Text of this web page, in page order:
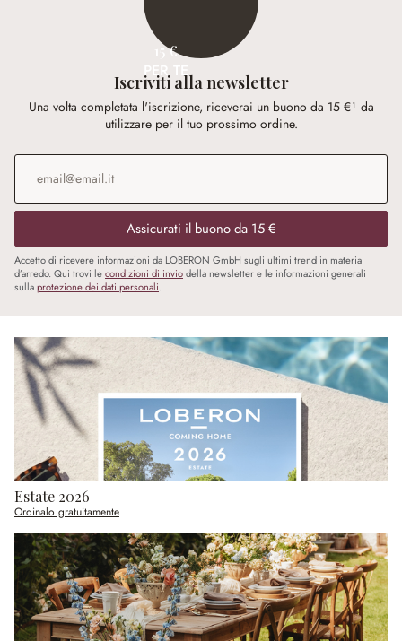
15 €
PER TE
Iscriviti alla newsletter
Una volta completata l'iscrizione, riceverai un buono da 15 €¹ da
utilizzare per il tuo prossimo ordine.
Indirizzo e-mail
Assicurati il buono da 15 €
Accetto di ricevere informazioni da LOBERON GmbH sugli ultimi trend in materia
d’arredo. Qui trovi lecondizioni di inviodella newsletter e le informazioni generali
sullaprotezione dei dati personali.
Estate 2026
Ordinalo gratuitamente